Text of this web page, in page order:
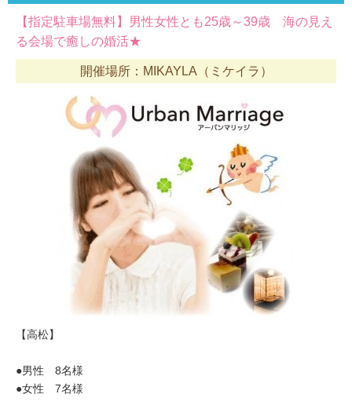
【指定駐車場無料】男性女性とも25歳～39歳 海の見え
る会場で癒しの婚活★
開催場所：MIKAYLA（ミケイラ）
【高松】
●男性 8名様
●女性 7名様